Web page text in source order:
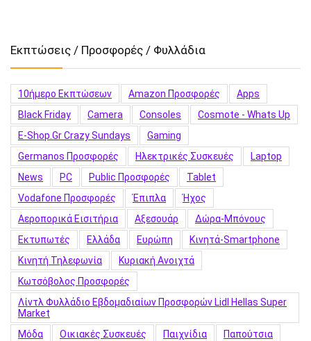
Εκπτώσεις / Προσφορές / Φυλλάδια
10ήμερο Εκπτώσεων Amazon Προσφορές
Apps
Black Friday
Camera Consoles
Cosmote - Whats Up
E-Shop.gr Crazy Sundays
Gaming
Germanos Προσφορές
Hλεκτρικές Συσκευές
Laptop
News
PC Public Προσφορές
Tablet
Vodafone Προσφορές
Έπιπλα
Ήχος
Αεροπορικά Εισιτήρια
Αξεσουάρ
Δώρα-Μπόνους
Εκτυπωτές
Ελλάδα Ευρώπη
Κινητά-Smartphone
Κινητή Τηλεφωνία
Κυριακή Ανοιχτά
Κωτσόβολος Προσφορές
Λίντλ Φυλλάδιο Εβδομαδιαίων Προσφορών Lidl Hellas Super
Market
Μόδα
Οικιακές Συσκευές Παιχνίδια
Παπούτσια